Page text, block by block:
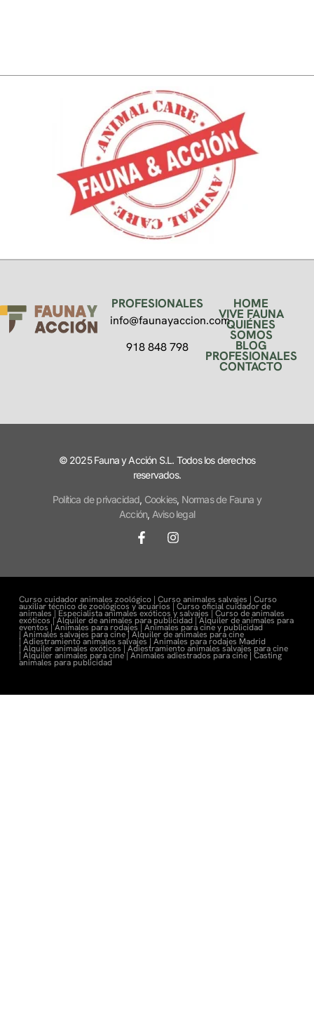
PROFESIONALES
info@faunayaccion.com
918 848 798
HOME
VIVE FAUNA
QUIÉNES
SOMOS
BLOG
PROFESIONALES
CONTACTO
© 2025 Fauna y Acción S.L. Todos los derechos
reservados.
Política de privacidad, Cookies, Normas de Fauna y
Acción, Aviso legal
Curso cuidador animales zoológico | Curso animales salvajes | Curso
auxiliar técnico de zoológicos y acuarios | Curso oficial cuidador de
animales | Especialista animales exóticos y salvajes | Curso de animales
exóticos |Alquiler de animales para publicidad |Alquiler de animales para
eventos |Animales para rodajes | Animales para cine y publicidad
| Animales salvajes para cine | Alquiler de animales para cine
| Adiestramiento animales salvajes | Animales para rodajes Madrid
| Alquiler animales exóticos | Adiestramiento animales salvajes para cine
| Alquiler animales para cine | Animales adiestrados para cine| Casting
animales para publicidad